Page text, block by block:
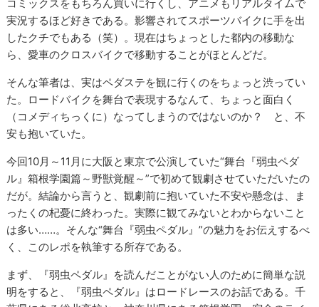
コミックスをもちろん買いに行くし、アニメもリアルタイムで
実況するほど好きである。影響されてスポーツバイクに手を出
したクチでもある（笑）。現在はちょっとした都内の移動な
ら、愛車のクロスバイクで移動することがほとんどだ。
そんな筆者は、実はペダステを観に行くのをちょっと渋ってい
た。ロードバイクを舞台で表現するなんて、ちょっと面白く
（コメディちっくに）なってしまうのではないのか？ と、不
安も抱いていた。
今回10月～11月に大阪と東京で公演していた“舞台『弱虫ペダ
ル』箱根学園篇～野獣覚醒～”で初めて観劇させていただいたの
だが。結論から言うと、観劇前に抱いていた不安や懸念は、ま
ったくの杞憂に終わった。実際に観てみないとわからないこと
は多い……。そんな“舞台『弱虫ペダル』”の魅力をお伝えするべ
く、このレポを執筆する所存である。
まず、『弱虫ペダル』を読んだことがない人のために簡単な説
明をすると、『弱虫ペダル』はロードレースのお話である。千